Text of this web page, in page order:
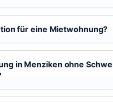
für eine Mietwohnung?
in Menziken ohne